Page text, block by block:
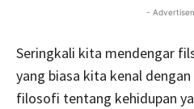
-
Seringkali kita mendengar
yang biasa kita kenal
filosofi tentang kehidupan